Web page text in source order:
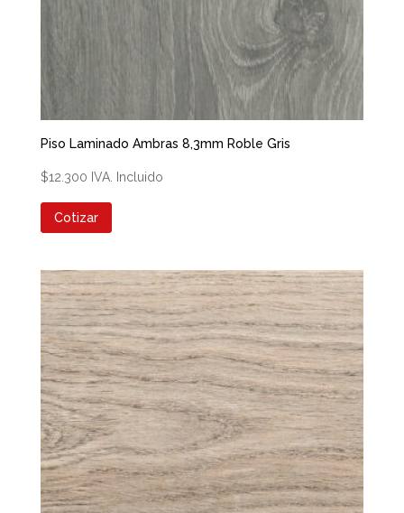
Piso Laminado Ambras 8,3mm Roble Gris
$12.300 IVA. Incluido
Cotizar